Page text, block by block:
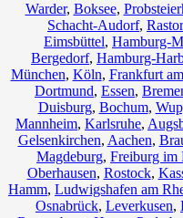
Warder, Boksee,
Schacht-Audorf,
Eimsbüttel, Hamburg-
Bergedorf, Hamburg-
München, Köln, Frankfurt
Dortmund, Essen,
Duisburg, Bochum,
Mannheim, Karlsruhe,
Gelsenkirchen, Aachen,
Magdeburg, Freiburg im
Oberhausen, Rostock,
Hamm, Ludwigshafen am
Osnabrück, Leverkusen,